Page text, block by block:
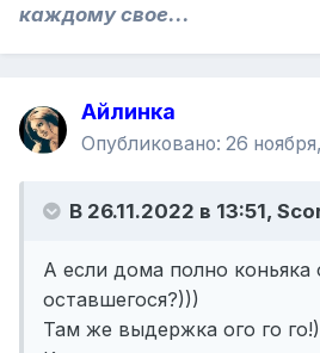
каждому свое...
Айлинка
Опубликовано: 26
В 26.11.2022 в 13:51,
А если дома полно коньяка
оставшегося?)))
Там же выдержка ого го